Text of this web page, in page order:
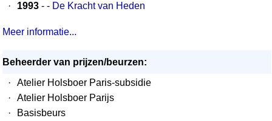
·
1993 - - De Kracht van Heden
Meer informatie...
Beheerder van prijzen/beurzen:
·
Atelier Holsboer Paris-subsidie
·
Atelier Holsboer Parijs
·
Basisbeurs